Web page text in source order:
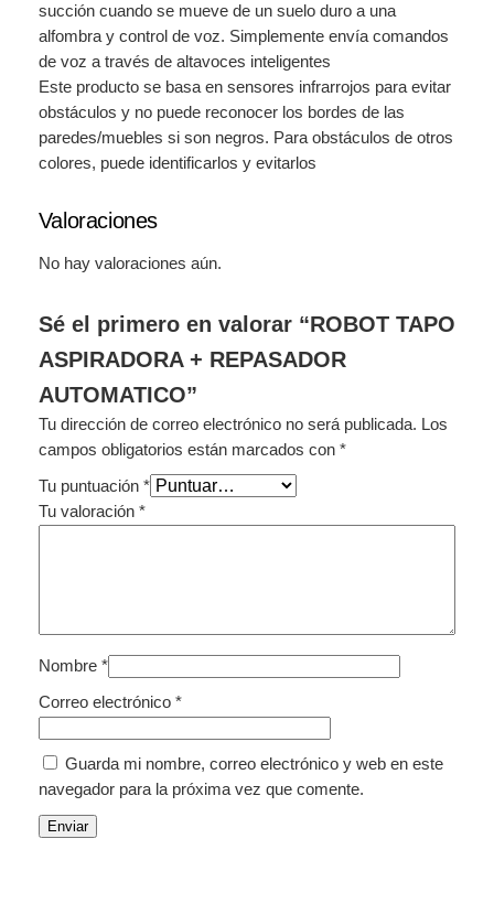
i
succión cuando se mueve de un suelo duro a una
alfombra y control de voz. Simplemente envía comandos
de voz a través de altavoces inteligentes
Este producto se basa en sensores infrarrojos para evitar
obstáculos y no puede reconocer los bordes de las
paredes/muebles si son negros. Para obstáculos de otros
colores, puede identificarlos y evitarlos
Valoraciones
No hay valoraciones aún.
Sé el primero en valorar “ROBOT TAPO
ASPIRADORA + REPASADOR
AUTOMATICO”
Tu dirección de correo electrónico no será publicada. Los
campos obligatorios están marcados con *
Tu puntuación *
Tu valoración *
Nombre *
Correo electrónico *
Guarda mi nombre, correo electrónico y web en este
navegador para la próxima vez que comente.